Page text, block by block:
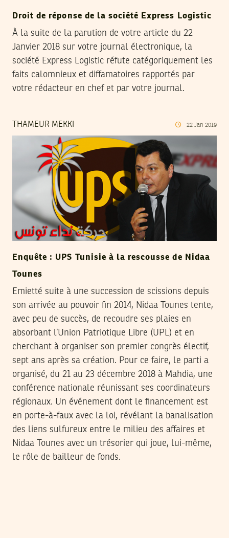
Droit de réponse de la société Express Logistic
À la suite de la parution de votre article du 22
Janvier 2018 sur votre journal électronique, la
société Express Logistic réfute catégoriquement les
faits calomnieux et diffamatoires rapportés par
votre rédacteur en chef et par votre journal.
THAMEUR MEKKI 22 Jan 2019
Enquête : UPS Tunisie à la rescousse de Nidaa
Tounes
Emietté suite à une succession de scissions depuis
son arrivée au pouvoir fin 2014, Nidaa Tounes tente,
avec peu de succès, de recoudre ses plaies en
absorbant l’Union Patriotique Libre (UPL) et en
cherchant à organiser son premier congrès électif,
sept ans après sa création. Pour ce faire, le parti a
organisé, du 21 au 23 décembre 2018 à Mahdia, une
conférence nationale réunissant ses coordinateurs
régionaux. Un événement dont le financement est
en porte-à-faux avec la loi, révélant la banalisation
des liens sulfureux entre le milieu des affaires et
Nidaa Tounes avec un trésorier qui joue, lui-même,
le rôle de bailleur de fonds.